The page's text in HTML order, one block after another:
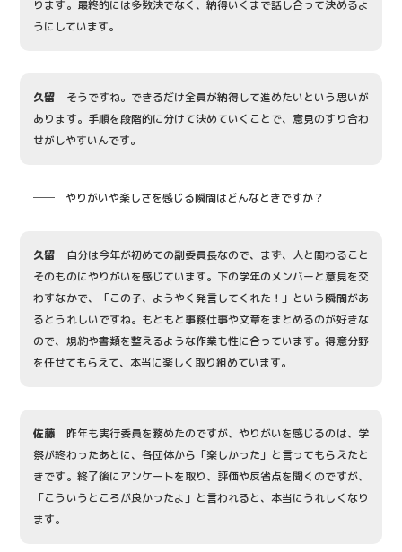
ります。最終的には多数決でなく、納得いくまで話し合って決めるよ
うにしています。
久留 そうですね。できるだけ全員が納得して進めたいという思いが
あります。手順を段階的に分けて決めていくことで、意見のすり合わ
せがしやすいんです。
── やりがいや楽しさを感じる瞬間はどんなときですか？
久留 自分は今年が初めての副委員長なので、まず、人と関わること
そのものにやりがいを感じています。下の学年のメンバーと意見を交
わすなかで、「この子、ようやく発言してくれた！」という瞬間があ
るとうれしいですね。もともと事務仕事や文章をまとめるのが好きな
ので、規約や書類を整えるような作業も性に合っています。得意分野
を任せてもらえて、本当に楽しく取り組めています。
佐藤 昨年も実行委員を務めたのですが、やりがいを感じるのは、学
祭が終わったあとに、各団体から「楽しかった」と言ってもらえたと
きです。終了後にアンケートを取り、評価や反省点を聞くのですが、
「こういうところが良かったよ」と言われると、本当にうれしくなり
ます。